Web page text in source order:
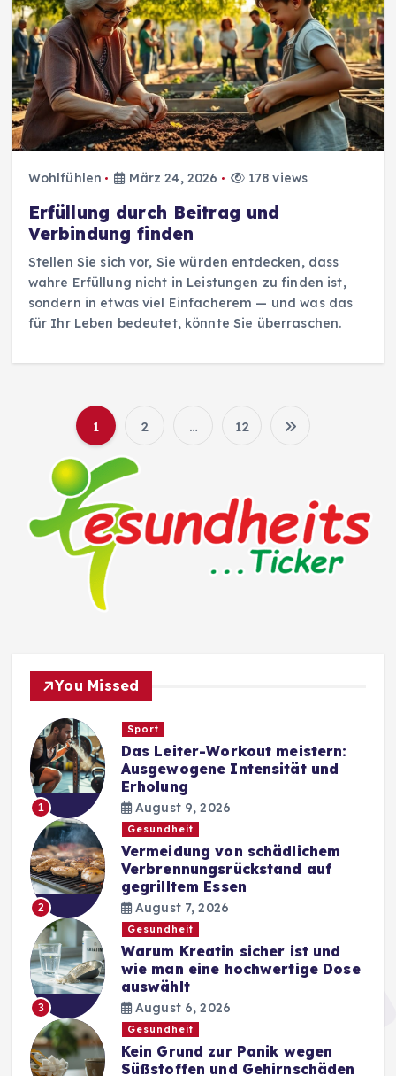
Wohlfühlen März 24, 2026 178 views
Erfüllung durch Beitrag und
Verbindung finden
Stellen Sie sich vor, Sie würden entdecken, dass
wahre Erfüllung nicht in Leistungen zu finden ist,
sondern in etwas viel Einfacherem — und was das
für Ihr Leben bedeutet, könnte Sie überraschen.
S
i
u
m
m
e
r
i
e
r
1 2 … 12
You Missed
1
Sport
Das Leiter-Workout meistern:
Ausgewogene Intensität und
Erholung
August 9, 2026
2
Gesundheit
Vermeidung von schädlichem
Verbrennungsrückstand auf
gegrilltem Essen
August 7, 2026
3
Gesundheit
Warum Kreatin sicher ist und
wie man eine hochwertige Dose
auswählt
August 6, 2026
Gesundheit
Kein Grund zur Panik wegen
Süßstoffen und Gehirnschäden